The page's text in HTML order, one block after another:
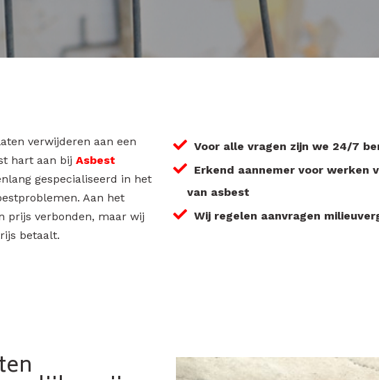
verwijderen aan een
hart aan bijAsbest
gespecialiseerd in het
Aan het
prijs verbonden, maar wij
betaalt.
Voor alle vragen zijn we 24/7
Erkend aannemer voor werken
van asbest
Wij regelen aanvragen